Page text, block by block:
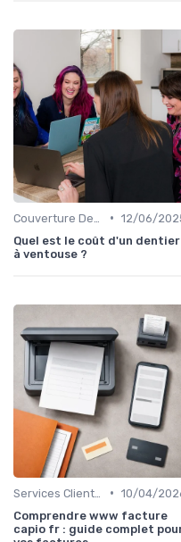
• 12/06/
Quel est le coût d'un dentier
à ventouse ?
• 10/04/
Comprendre www facture
capio fr : guide complet